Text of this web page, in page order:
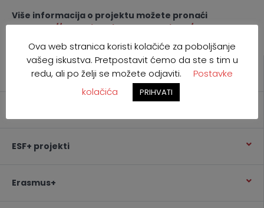
Više informacija o projektu možete pronaći
na:https://www.cjelozivotno-ucenje.hr/
PROJEKTI I SURADNJA
ESF+ projekti
Erasmus+
Ova web stranica koristi kolačiće za poboljšanje
vašeg iskustva. Pretpostavit ćemo da ste s tim u
redu, ali po želji se možete odjaviti.
Postavke
kolačića
PRIHVATI